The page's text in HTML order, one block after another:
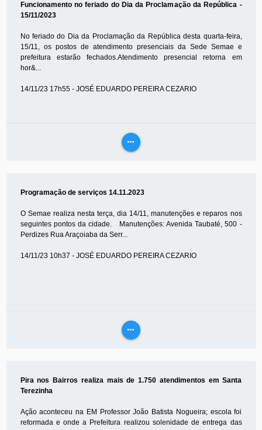
Funcionamento no feriado do Dia da Proclamação da República -
15/11/2023
No feriado do Dia da Proclamação da República desta quarta-feira,
15/11, os postos de atendimento presenciais da Sede Semae e
prefeitura estarão fechados.Atendimento presencial retorna em
hor&...
14/11/23 17h55 - JOSÉ EDUARDO PEREIRA CEZARIO
more_horiz
Programação de serviços 14.11.2023
O Semae realiza nesta terça, dia 14/11, manutenções e reparos nos
seguintes pontos da cidade. Manutenções: Avenida Taubaté, 500 -
Perdizes Rua Araçoiaba da Serr...
14/11/23 10h37 - JOSÉ EDUARDO PEREIRA CEZARIO
more_horiz
Pira nos Bairros realiza mais de 1.750 atendimentos em Santa
Terezinha
Ação aconteceu na EM Professor João Batista Nogueira; escola foi
reformada e onde a Prefeitura realizou solenidade de entrega das